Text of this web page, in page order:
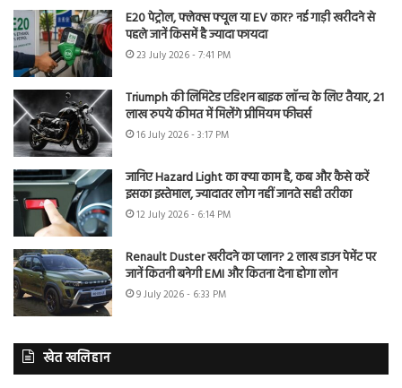
E20 पेट्रोल, फ्लेक्स फ्यूल या EV कार? नई गाड़ी खरीदने से
पहले जानें किसमें है ज्यादा फायदा
23 July 2026 - 7:41 PM
Triumph की लिमिटेड एडिशन बाइक लॉन्च के लिए तैयार, 21
लाख रुपये कीमत में मिलेंगे प्रीमियम फीचर्स
16 July 2026 - 3:17 PM
जानिए Hazard Light का क्या काम है, कब और कैसे करें
इसका इस्तेमाल, ज्यादातर लोग नहीं जानते सही तरीका
12 July 2026 - 6:14 PM
Renault Duster खरीदने का प्लान? 2 लाख डाउन पेमेंट पर
जानें कितनी बनेगी EMI और कितना देना होगा लोन
9 July 2026 - 6:33 PM
खेत खलिहान